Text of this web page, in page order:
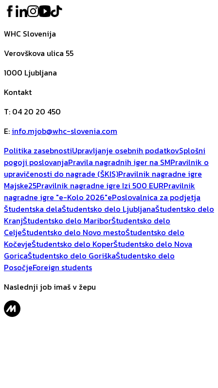
WHC Slovenija
Verovškova ulica 55
1000 Ljubljana
Kontakt
T: 04 20 20 450
E: info.mjob@whc-slovenia.com
Politika zasebnostiUpravljanje osebnih podatkovSplošni
pogoji poslovanjaPravila nagradnih iger na SMPravilnik o
upravičenosti do nagrade (ŠKIS)Pravilnik nagradne igre
Majske25Pravilnik nagradne igre Izi 500 EURPravilnik
nagradne igre "e-Kolo 2026"ePoslovalnica za podjetja
Študentska delaŠtudentsko delo LjubljanaŠtudentsko delo
KranjŠtudentsko delo MariborŠtudentsko delo
CeljeŠtudentsko delo Novo mestoŠtudentsko delo
KočevjeŠtudentsko delo KoperŠtudentsko delo Nova
GoricaŠtudentsko delo GoriškaŠtudentsko delo
PosočjeForeign students
Naslednji job imaš v žepu